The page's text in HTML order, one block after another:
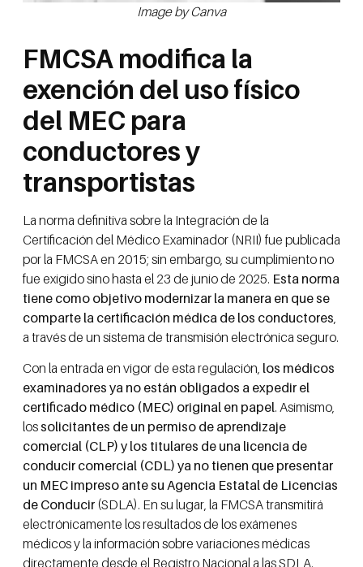
Image by Canva
FMCSA modifica la
exención del uso físico
del MEC para
conductores y
transportistas
La norma definitiva sobre la Integración de la
Certificación del Médico Examinador (NRII) fue publicada
por la FMCSA en 2015; sin embargo, su cumplimiento no
fue exigido sino hasta el 23 de junio de 2025. Esta norma
tiene como objetivo modernizar la manera en que se
comparte la certificación médica de los conductores
a través de un sistema de transmisión electrónica seguro.
Con la entrada en vigor de esta regulación, los médicos
examinadores ya no están obligados a expedir el
certificado médico (MEC) original en papel. Asimismo,
lossolicitantes de un permiso de aprendizaje
comercial (CLP) y los titulares de una licencia de
conducir comercial (CDL) ya no tienen que presentar
un MEC impreso ante su Agencia Estatal de Licencias
de Conducir (SDLA). En su lugar, la FMCSA transmitirá
electrónicamente los resultados de los exámenes
médicos y la información sobre variaciones médicas
directamente desde el Registro Nacional a las SDLA.